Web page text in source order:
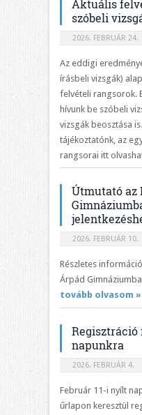
Aktuális
szóbeli
2026. FEBRUÁR 24.
Az eddigi
írásbeli vizsgák)
felvételi rangsorok.
hívunk be szóbeli
vizsgák beosztása
tájékoztatónk, az
rangsorai itt
Útmutató az
2026. FEBRUÁR 10.
Részletes
Árpád
tovább olvasom »
Regisztráció
napunkra
2026. FEBRUÁR 4.
Február 11-i nyílt
űrlapon keresztül